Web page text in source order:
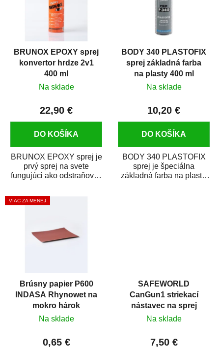
BRUNOX EPOXY sprej
konvertor hrdze 2v1
400 ml
Na sklade
22,90 €
DO KOŠÍKA
BRUNOX EPOXY sprej je
prvý sprej na svete
fungujúci ako odstraňovač
živicou. Bol...
BODY 340 PLASTOFIX
sprej základná farba
na plasty 400 ml
Na sklade
10,20 €
DO KOŠÍKA
BODY 340 PLASTOFIX
sprej je špeciálna
základná farba na plasty,
VIAC ZA MENEJ
Brúsny papier P600
INDASA Rhynowet na
mokro hárok
Na sklade
0,65 €
SAFEWORLD
CanGun1 striekací
nástavec na sprej
Na sklade
7,50 €